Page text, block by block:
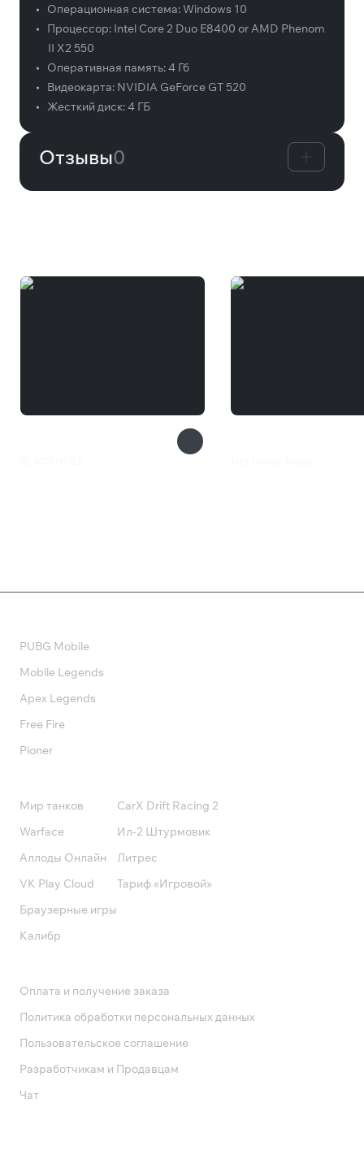
• Операционная система:Windows 10
•
Процессор: Intel Core 2 Duo E8400 or AMD Phenom
II X2 550
•
Оперативная память:4 Гб
•
Видеокарта: NVIDIA GeForce GT 520
•
Жесткий диск:4 ГБ
Отзывы0
PUBG Mobile
Mobile Legends
Apex Legends
Free Fire
Pioner
Мир танков
Warface
Аллоды Онлайн
VK Play Cloud
Браузерные игры
Калибр
CarX Drift Racing 2
Ил-2 Штурмовик
Литрес
Тариф «Игровой»
Оплата и получение заказа
Политика обработки персональных данных
Пользовательское соглашение
Разработчикам и Продавцам
Чат